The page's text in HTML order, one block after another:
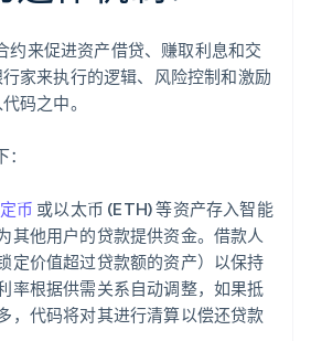
约来促进资产借贷、赚取利息和交
家来执行的逻辑、风险控制和激励
码之中。
币 或以太币 (ETH) 等资产存入智能
其他用户的贷款提供资金。借款人
定价值超过贷款额的资产）以保持
率根据供需关系自动调整，如果抵
，代码将对其进行清算以偿还贷款